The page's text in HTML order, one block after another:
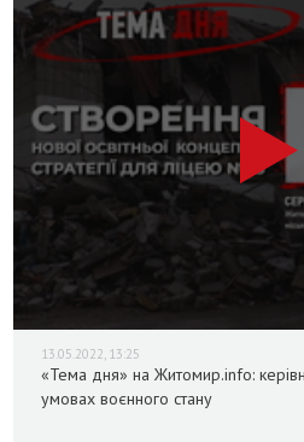
13.05.2022, 13:25
«Тема дня» на Житомир.info:
умовах воєнного стану